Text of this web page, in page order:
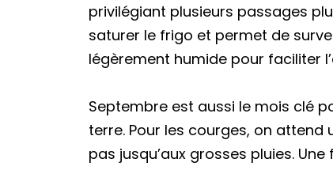
privilégiant plusieurs passages
saturer le frigo et permet de
légèrement humide pour faciliter
Septembre est aussi le mois clé
terre. Pour les courges, on
pas jusqu’aux grosses pluies.